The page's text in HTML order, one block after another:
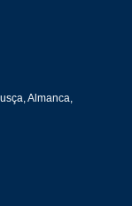
Almanca,